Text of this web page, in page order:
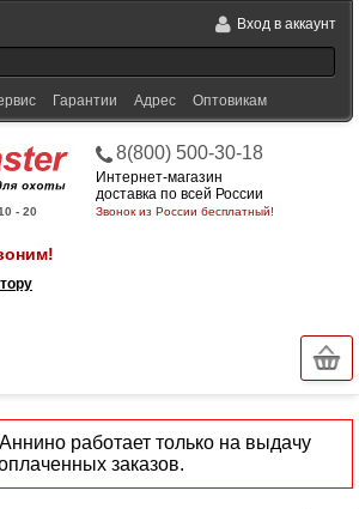
Вход в аккаунт
Гарантии Адрес Оптовикам
- 20
8(800) 500-30-18
Интернет-магазин
доставка по всей России
Звонок из России бесплатный!
работает только на выдачу
заказов.